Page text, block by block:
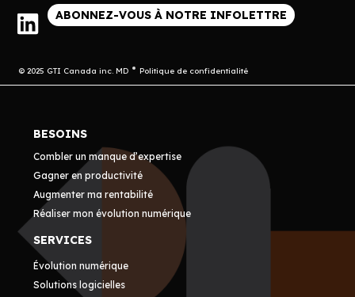
ABONNEZ-VOUS À NOTRE INFOLETTRE
© 2025 GTI Canada inc. MD Politique de confidentialité
BESOINS
Combler un manque d’expertise
Gagner en productivité
Augmenter ma rentabilité
Réaliser mon évolution numérique
SERVICES
Évolution numérique
Solutions logicielles